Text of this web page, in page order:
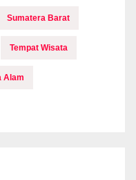
Sumatera Barat
Tempat Wisata
Alam